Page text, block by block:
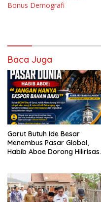
Bonus Demografi
Baca Juga
Garut Butuh Ide Besar
Menembus Pasar Global,
Habib Aboe Dorong Hilirisasi